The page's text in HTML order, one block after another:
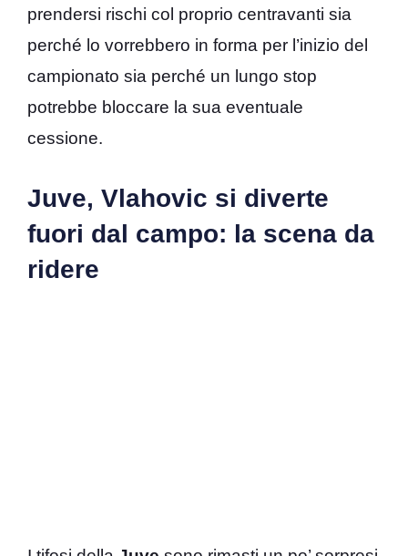
prendersi rischi col proprio centravanti sia
perché lo vorrebbero in forma per l’inizio del
campionato sia perché un lungo stop
potrebbe bloccare la sua eventuale
cessione.
Juve, Vlahovic si diverte
fuori dal campo: la scena da
ridere